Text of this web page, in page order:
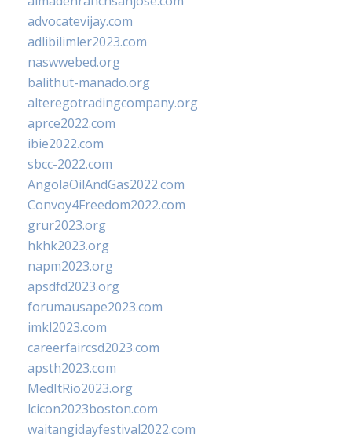
advocatevijay.com
adlibilimler2023.com
naswwebed.org
balithut-manado.org
alteregotradingcompany.org
aprce2022.com
ibie2022.com
sbcc-2022.com
AngolaOilAndGas2022.com
Convoy4Freedom2022.com
grur2023.org
hkhk2023.org
napm2023.org
apsdfd2023.org
forumausape2023.com
imkl2023.com
careerfaircsd2023.com
apsth2023.com
MedItRio2023.org
lcicon2023boston.com
waitangidayfestival2022.com